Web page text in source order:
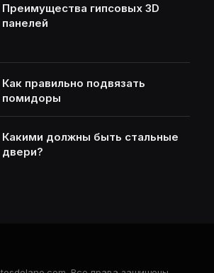
Преимущества гипсовых 3D
панелей
Как правильно подвязать
помидоры
Какими должны быть стальные
двери?